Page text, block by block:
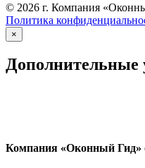
© 2026 г. Компания
Политика
×
Дополнительные
Компания «Оконный Гид»